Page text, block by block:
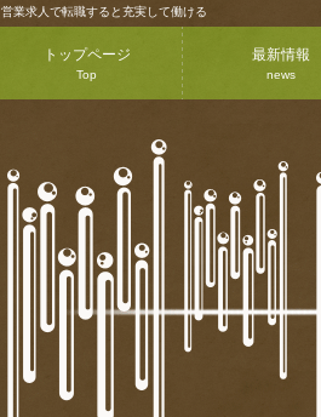
営業求人で転職すると充実して働ける
トップページ
Top
最新情報
news